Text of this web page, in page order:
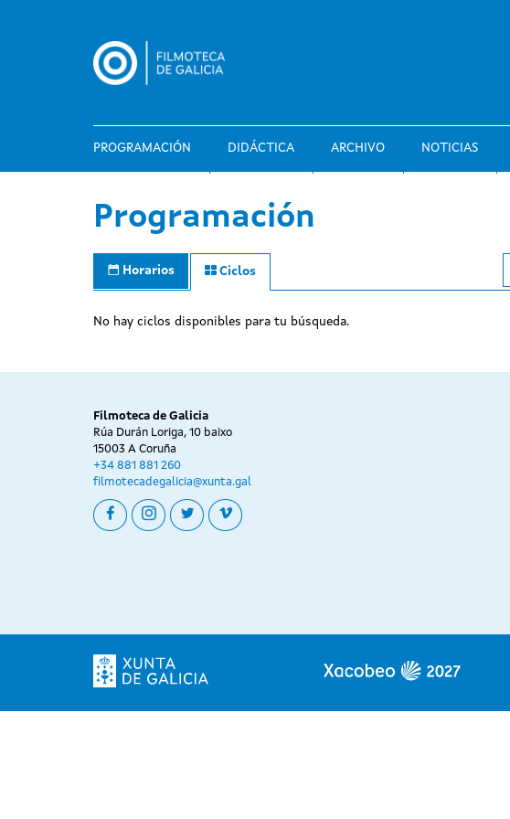
PROGRAMACIÓN DIDÁCTICA ARCHIVO NOTICIAS
Programación
Horarios Ciclos
No hay ciclos disponibles para tu búsqueda.
Filmoteca de Galicia
Rúa Durán Loriga, 10 baixo
15003 A Coruña
+34 881 881 260
filmotecadegalicia@xunta.gal
facebookinstagram
twittervimeo